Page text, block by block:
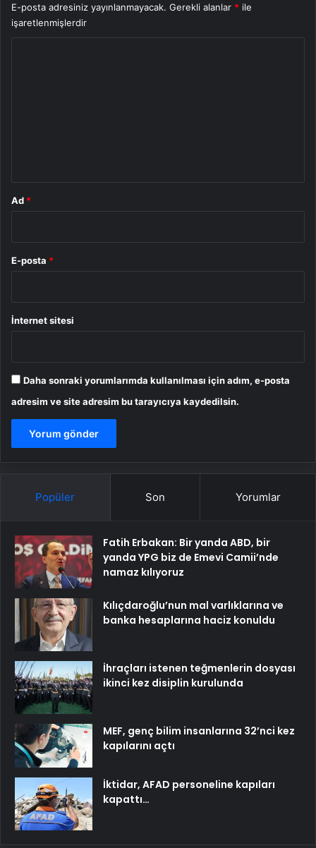
E-posta adresiniz yayınlanmayacak. Gerekli alanlar * ile
işaretlenmişlerdir
Ad *
E-posta *
İnternet sitesi
Daha sonraki yorumlarımda kullanılması için adım, e-posta
adresim ve site adresim bu tarayıcıya kaydedilsin.
Popüler Son Yorumlar
Fatih Erbakan: Bir yanda ABD, bir
yanda YPG biz de Emevi Camii’nde
namaz kılıyoruz
Kılıçdaroğlu’nun mal varlıklarına ve
banka hesaplarına haciz konuldu
İhraçları istenen teğmenlerin dosyası
ikinci kez disiplin kurulunda
MEF, genç bilim insanlarına 32’nci kez
kapılarını açtı
İktidar, AFAD personeline kapıları
kapattı…